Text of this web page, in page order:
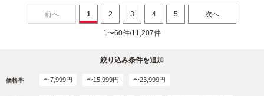
前へ 1 2 3 4 5 次へ
1〜60件/11,207件
絞り込み条件を追加
価格帯 〜7,999円 〜15,999円 〜23,999円